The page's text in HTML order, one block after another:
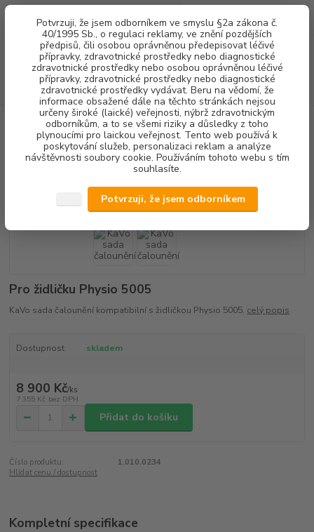
Potvrzuji, že jsem odborníkem ve smyslu §2a zákona č.
40/1995 Sb., o regulaci reklamy, ve znění pozdějších
předpisů, čili osobou oprávněnou předepisovat léčivé
přípravky, zdravotnické prostředky nebo diagnostické
zdravotnické prostředky nebo osobou oprávněnou léčivé
přípravky, zdravotnické prostředky nebo diagnostické
zdravotnické prostředky vydávat. Beru na vědomí, že
informace obsažené dále na těchto stránkách nejsou
určeny široké (laické) veřejnosti, nýbrž zdravotnickým
odborníkům, a to se všemi riziky a důsledky z toho
plynoucími pro laickou veřejnost. Tento web používá k
poskytování služeb, personalizaci reklam a analýze
návštěvnosti soubory cookie. Používáním tohoto webu s tím
souhlasíte.
Potvrzuji, že jsem odborníkem
Menu
CZK
Hledat
(Po-Pá, 8-16 hod.)
za0,00 Kč
VYBAVENÍ ORDINACE ČALOUNĚNÍ KaVo sada čalounění
KaVo sada čalounění
Pro židličku Physio 5005
KaVo sada čalounění kompatibilní s židličkou Physio 5005. celý popis
Dostupnost skladem
8 900 Kč/ks
7 355 Kč bez DPH
Přidat do košíku
Číslo produktu:
1.010.0234
Hlídat cenu / dostupnost
Kompletní specifikace